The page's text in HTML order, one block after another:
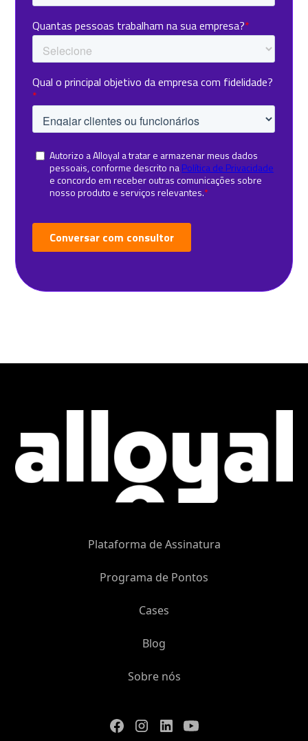
Plataforma de Assinatura
Programa de Pontos
Cases
Blog
Sobre nós